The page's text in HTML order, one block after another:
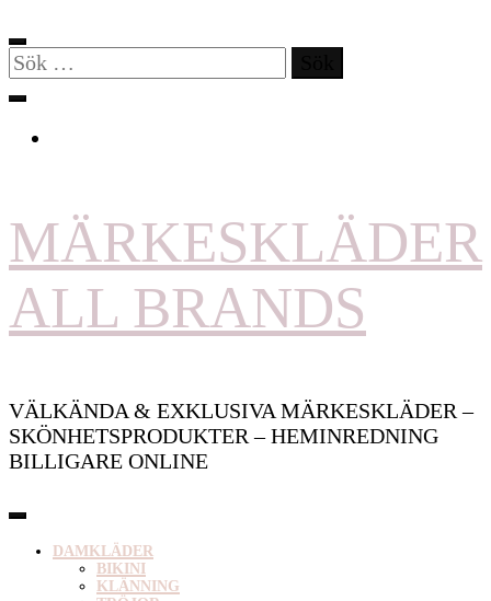
Sök
efter:
MÄRKESKLÄDER
ALL BRANDS
VÄLKÄNDA & EXKLUSIVA MÄRKESKLÄDER –
SKÖNHETSPRODUKTER – HEMINREDNING
BILLIGARE ONLINE
DAMKLÄDER
BIKINI
KLÄNNING